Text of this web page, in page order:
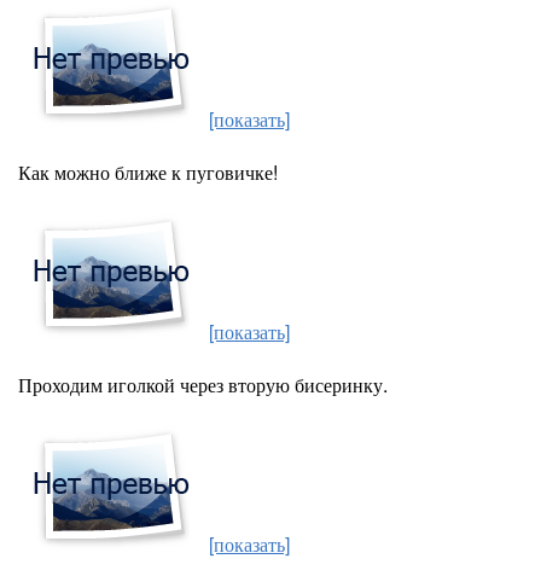
[показать]
Как можно ближе к пуговичке!
[показать]
Проходим иголкой через вторую бисеринку.
[показать]